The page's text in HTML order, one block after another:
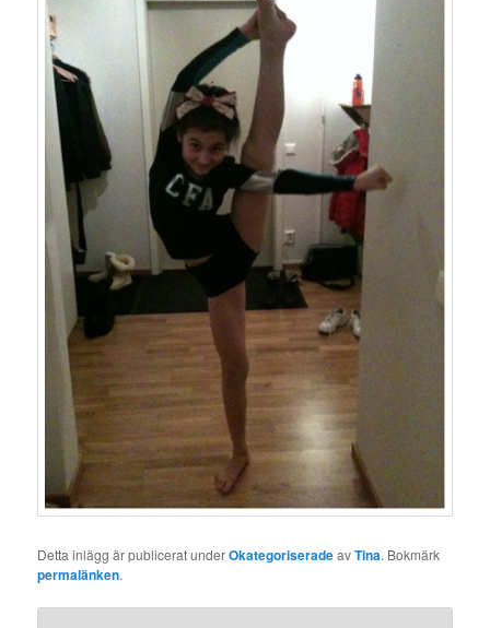
Detta inlägg är publicerat underOkategoriseradeavTina. Bokmärk
permalänken.